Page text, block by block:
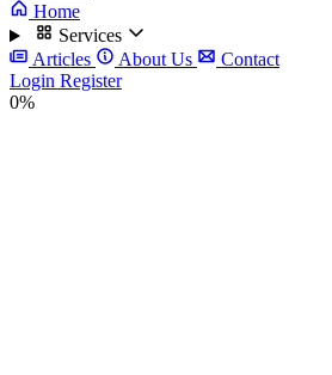
Home
Services
Articles
About Us
Contact
Login Register
0%